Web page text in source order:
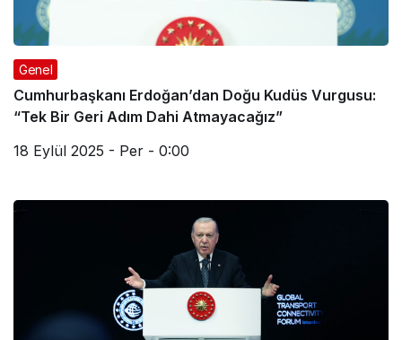
Genel
Cumhurbaşkanı Erdoğan’dan Doğu Kudüs Vurgusu:
“Tek Bir Geri Adım Dahi Atmayacağız”
18 Eylül 2025 - Per - 0:00